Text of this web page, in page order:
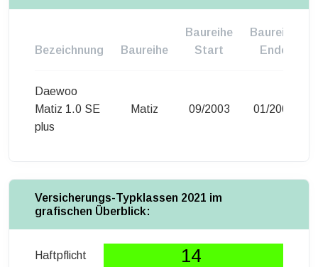
Bezeichnung Baureihe
Baureihe
Start
Baureihe
Ende
Daewoo
Matiz 1.0 SE
plus
Matiz 09/2003 01/2005
Versicherungs-Typklassen 2021 im
grafischen Überblick:
Haftpflicht 14